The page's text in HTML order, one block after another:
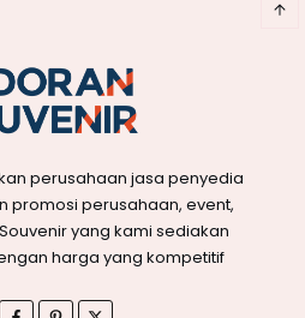
perusahaan jasa penyedia
promosi perusahaan, event,
yang kami sediakan
harga yang kompetitif